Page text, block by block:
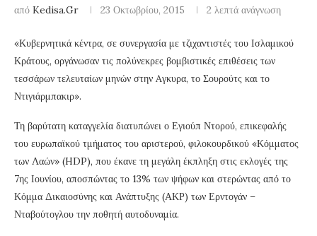
από Kedisa.gr 23 Οκτωβρίου, 2015 2 λεπτά ανάγνωση
«Κυβερνητικά κέντρα, σε συνεργασία με τζιχαντιστές του Ισλαμικού
Κράτους, οργάνωσαν τις πολύνεκρες βομβιστικές επιθέσεις των
τεσσάρων τελευταίων μηνών στην Aγκυρα, το Σουρούτς και το
Ντιγιάρμπακιρ».
Τη βαρύτατη καταγγελία διατυπώνει ο Εγιούπ Ντορού, επικεφαλής
του ευρωπαϊκού τμήματος του αριστερού, φιλοκουρδικού «Κόμματος
των Λαών» (HDP), που έκανε τη μεγάλη έκπληξη στις εκλογές της
7ης Ιουνίου, αποσπώντας το 13% των ψήφων και στερώντας από το
Κόμμα Δικαιοσύνης και Ανάπτυξης (ΑΚΡ) των Ερντογάν –
Νταβούτογλου την ποθητή αυτοδυναμία.